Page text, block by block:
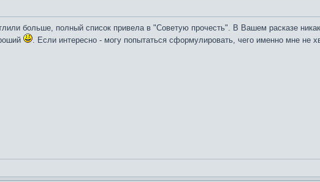
больше, полный список привела в "Советую прочесть". В Вашем расказе
. Если интересно - могу попытаться сформулировать, чего именно мне не